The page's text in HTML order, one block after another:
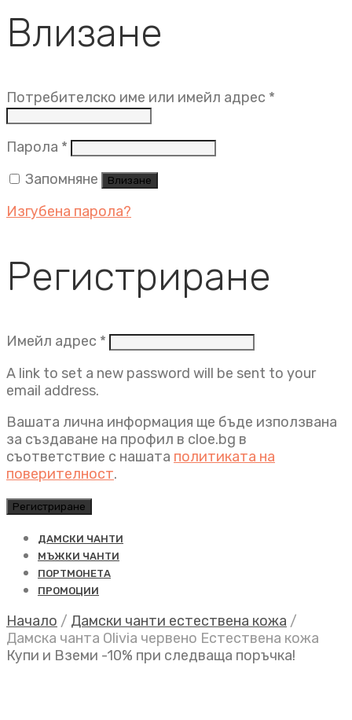
Влизане
Потребителско име или имейл адрес *
Парола * Задължително
Запомняне
Влизане
Изгубена парола?
Регистриране
Имейл адрес * Задължително
A link to set a new password will be sent to your
email address.
Вашата лична информация ще бъде използвана
за създаване на профил в cloe.bg в
съответствие с нашата политиката на
поверителност.
Регистриране
ДАМСКИ ЧАНТИ
МЪЖКИ ЧАНТИ
ПОРТМОНЕТА
ПРОМОЦИИ
Начало / Дамски чанти естествена кожа /
Дамска чанта Olivia червено Естествена кожа
Купи и Вземи -10% при следваща поръчка!